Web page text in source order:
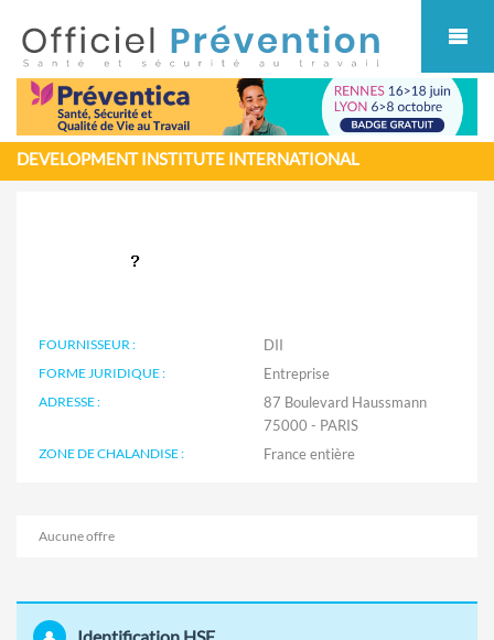
DEVELOPMENT INSTITUTE INTERNATIONAL
FOURNISSEUR : DII
FORME JURIDIQUE : Entreprise
ADRESSE :
87 Boulevard Haussmann
75000 - PARIS
ZONE DE CHALANDISE :
Aucune offre